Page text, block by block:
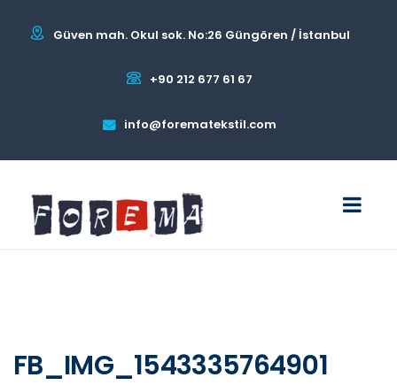
Güven mah. Okul sok. No:26 Güngören / İstanbul
+90 212 677 61 67
info@forematekstil.com
FB_IMG_1543335764901